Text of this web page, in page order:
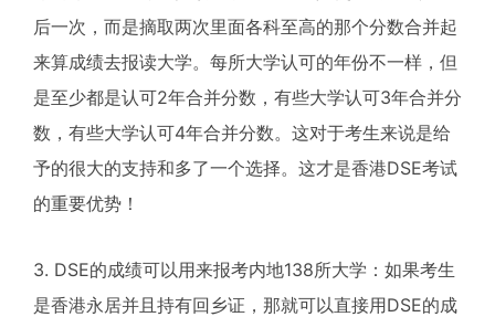
后一次，而是摘取两次里面各科至高的那个分数合并起
来算成绩去报读大学。每所大学认可的年份不一样，但
是至少都是认可2年合并分数，有些大学认可3年合并分
数，有些大学认可4年合并分数。这对于考生来说是给
予的很大的支持和多了一个选择。这才是香港DSE考试
的重要优势！
3. DSE的成绩可以用来报考内地138所大学：如果考生
是香港永居并且持有回乡证，那就可以直接用DSE的成